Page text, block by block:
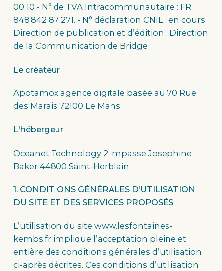
00 10 - N° de TVA Intracommunautaire : FR
848 842 87 271. - N° déclaration CNIL : en cours
Direction de publication et d’édition : Direction
de la Communication de Bridge
Le créateur
Apotamox agence digitale basée au 70 Rue
des Marais 72100 Le Mans
L'hébergeur
Oceanet Technology 2 impasse Josephine
Baker 44800 Saint-Herblain
1. CONDITIONS GÉNÉRALES D’UTILISATION
DU SITE ET DES SERVICES PROPOSÉS
L’utilisation du site www.lesfontaines-
kembs.fr implique l’acceptation pleine et
entière des conditions générales d’utilisation
ci-après décrites. Ces conditions d’utilisation